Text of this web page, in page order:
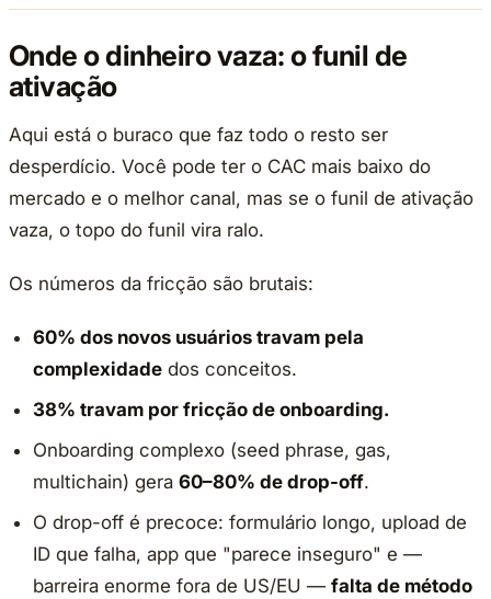
Onde o dinheiro vaza: o funil de
ativação
Aqui está o buraco que faz todo o resto ser
desperdício. Você pode ter o CAC mais baixo do
mercado e o melhor canal, mas se o funil de ativação
vaza, o topo do funil vira ralo.
Os números da fricção são brutais:
60% dos novos usuários travam pela
complexidade dos conceitos.
38% travam por fricção de onboarding.
Onboarding complexo (seed phrase, gas,
multichain) gera60–80% de drop-off.
O drop-off é precoce: formulário longo, upload de
ID que falha, app que "parece inseguro" e —
barreira enorme fora de US/EU —falta de método